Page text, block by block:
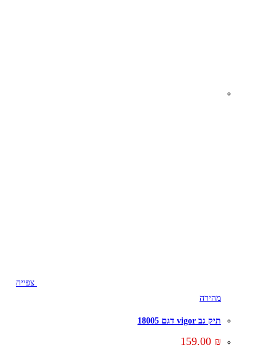
צפייה
מהירה
תיק גב vigor דגם 18005
159.00 ₪